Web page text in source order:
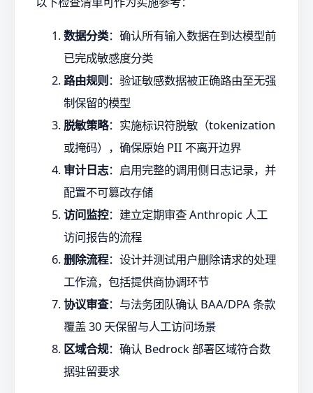
数据分类：确认所有输入数据在到达模型前
已完成敏感度分类
路由规则：验证敏感数据被正确路由至无强
制保留的模型
脱敏策略：实施标识符脱敏（tokenization
或掩码），确保原始 PII 不离开边界
审计日志：启用完整的调用侧日志记录，并
配置不可篡改存储
访问监控：建立定期审查 Anthropic 人工
访问报告的流程
删除流程：设计并测试用户删除请求的处理
工作流，包括提供商协调环节
协议审查：与法务团队确认 BAA/DPA 条款
覆盖 30 天保留与人工访问场景
区域合规：确认 Bedrock 部署区域符合数
据驻留要求